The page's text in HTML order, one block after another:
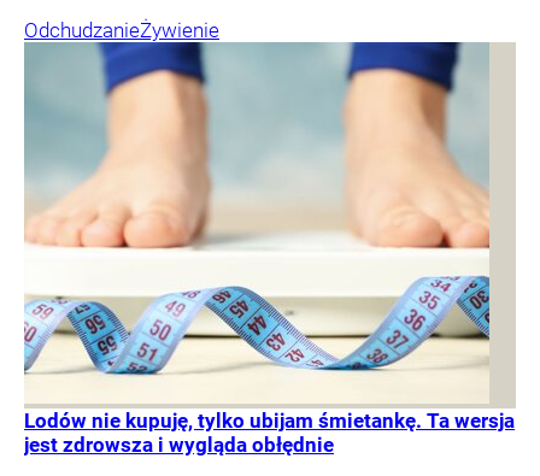
OdchudzanieŻywienie
Lodów nie kupuję, tylko ubijam śmietankę. Ta wersja
jest zdrowsza i wygląda obłędnie